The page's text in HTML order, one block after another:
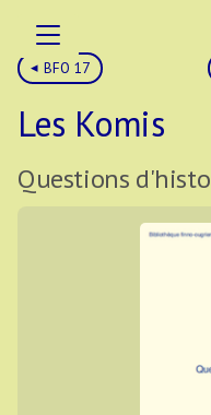
BFO 17
Les Komis
Questions